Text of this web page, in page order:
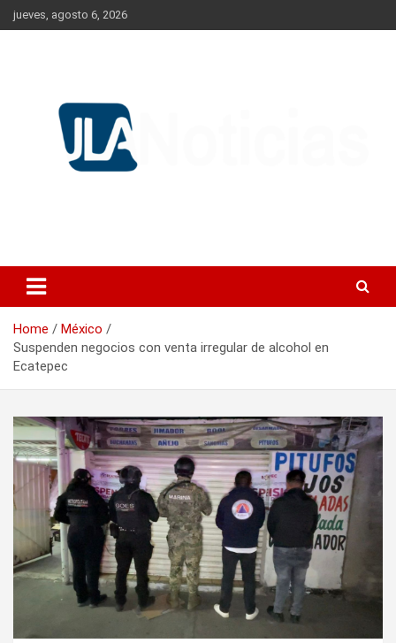
Skip
to
jueves, agosto 6, 2026
Jlanoticias
Home
México
Suspenden negocios con venta irregular de alcohol en
Ecatepec